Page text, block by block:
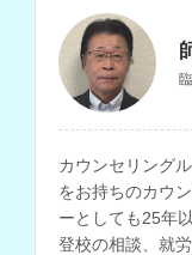
カウンセリング
をお持ちのカウ
ーとしても25年
登校の相談、就